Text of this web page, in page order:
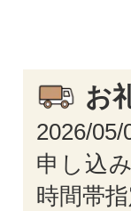
お
2026/
申し込
時間帯指